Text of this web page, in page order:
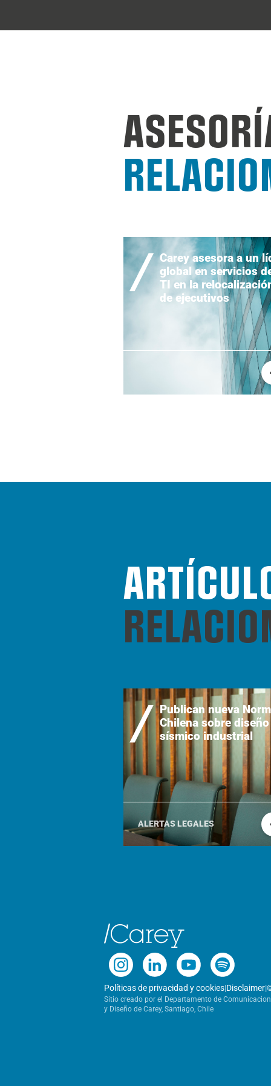
Carey asesora a un
global en servicios
TI en la
de ejecutivos
Publican nueva
Chilena sobre diseño
sísmico industrial
ALERTAS LEGALES
Políticas de privacidad y cookies|Disclaimer|
Sitio creado por el Departamento de
y Diseño de Carey, Santiago, Chile